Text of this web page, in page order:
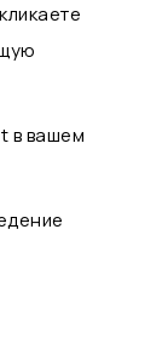
в вашем